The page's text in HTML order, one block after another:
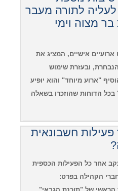
לתורה מעבר
בר מצוה וימי
אישיים, המציג את
ובעזרת שימוש
"ארוע מיוחד" והוא יופיע
הדוחות שהוזכרו בשאלה
חשבונאית
אחר כל הפעילות הכספית
הקהילה בפרט: